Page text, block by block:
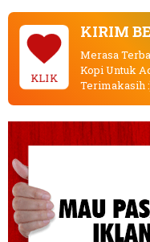
KLIK
KIRIM
Merasa
Kopi Untuk
Terimakasih